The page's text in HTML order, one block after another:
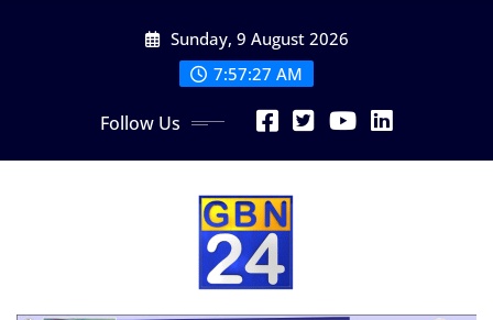
Sunday, 9 August 2026
7:57:28 AM
Follow Us